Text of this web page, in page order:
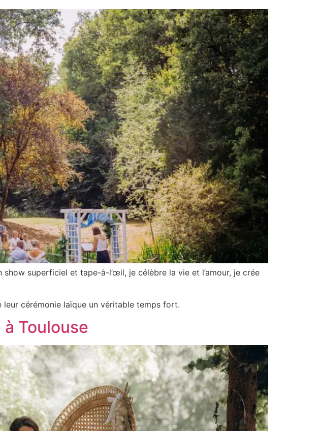
superficiel et tape-à-l’œil, je célèbre la vie et l’amour, je crée
cérémonie laïque un véritable temps fort.
Toulouse